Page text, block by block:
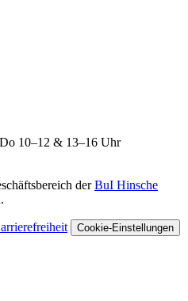
10–12 & 13–16 Uhr
derBuI Hinsche
Cookie-Einstellungen